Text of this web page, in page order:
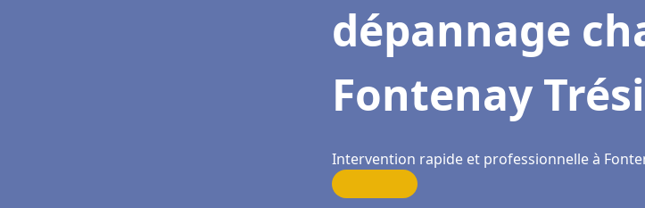
dépannage
Fontenay
Intervention rapide et professionnelle à